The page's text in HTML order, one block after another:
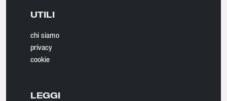
UTILI
chi siamo
privacy
cookie
LEGGI